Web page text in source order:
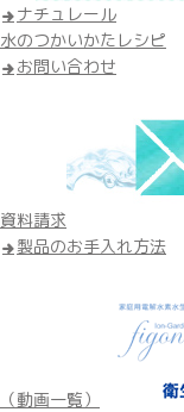
ナチュレール
水のつかいかたレシピ
お問い合わせ
資料請求
製品のお手入れ方法
（動画一覧）